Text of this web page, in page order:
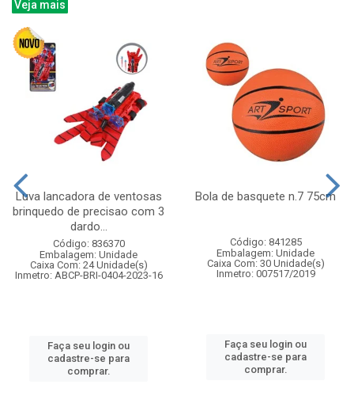
Veja mais
Luva lancadora de ventosas
brinquedo de precisao com 3
dardo...
Código: 836370
Embalagem: Unidade
Caixa Com: 24 Unidade(s)
Inmetro: ABCP-BRI-0404-2023-16
Faça seu login ou
cadastre-se para
comprar.
Bola de basquete n.7 75cm
Código: 841285
Embalagem: Unidade
Caixa Com: 30 Unidade(s)
Inmetro: 007517/2019
Faça seu login ou
cadastre-se para
comprar.